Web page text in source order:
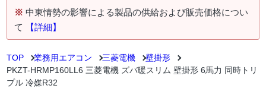
※ 中東情勢の影響による製品の供給および販売価格につい
て
【詳細】
TOP 業務用エアコン 三菱電機
壁掛形
PKZT-HRMP160LL6 三菱電機 ズバ暖スリム 壁掛形 6馬力 同時トリ
プル 冷媒R32